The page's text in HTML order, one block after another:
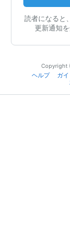
読者になると
更新通知
Copyright
ヘルプ
ガ